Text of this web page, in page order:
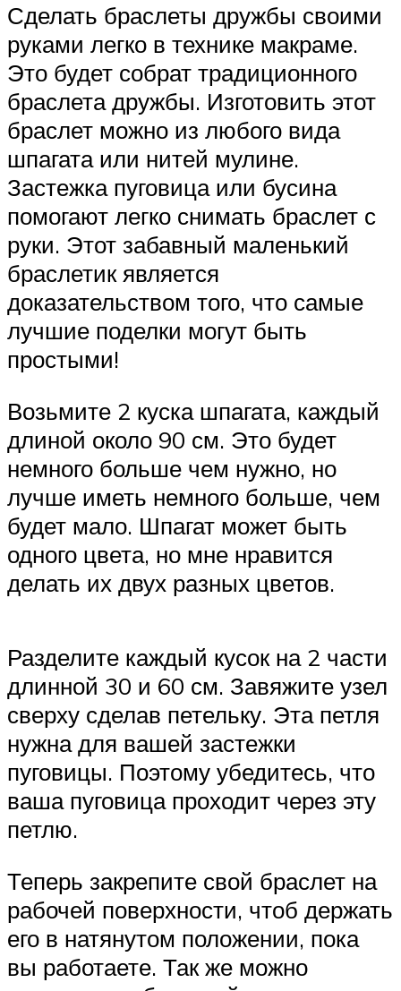
Сделать браслеты дружбы своими
руками легко в технике макраме.
Это будет собрат традиционного
браслета дружбы. Изготовить этот
браслет можно из любого вида
шпагата или нитей мулине.
Застежка пуговица или бусина
помогают легко снимать браслет с
руки. Этот забавный маленький
браслетик является
доказательством того, что самые
лучшие поделки могут быть
простыми!
Возьмите 2 куска шпагата, каждый
длиной около 90 см. Это будет
немного больше чем нужно, но
лучше иметь немного больше, чем
будет мало. Шпагат может быть
одного цвета, но мне нравится
делать их двух разных цветов.
Разделите каждый кусок на 2 части
длинной 30 и 60 см. Завяжите узел
сверху сделав петельку. Эта петля
нужна для вашей застежки
пуговицы. Поэтому убедитесь, что
ваша пуговица проходит через эту
петлю.
Теперь закрепите свой браслет на
рабочей поверхности, чтоб держать
его в натянутом положении, пока
вы работаете. Так же можно